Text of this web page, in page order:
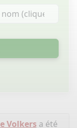
Volkers a été